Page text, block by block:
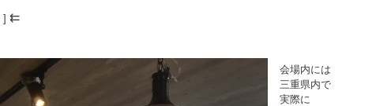
] ⇇
会場内には
三重県内で
実際に